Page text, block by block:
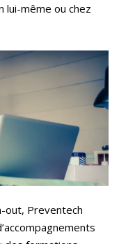
lui-même ou chez
out, Preventech